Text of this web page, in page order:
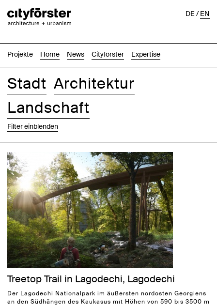
Projekte Home News Cityförster Expertise
DE/EN
Stadt Architektur
Landschaft
Filter einblenden
Treetop Trail in Lagodechi, Lagodechi
Der Lagodechi Nationalpark im äußersten nordosten Georgiens
an den Südhängen des Kaukasus mit Höhen von 590 bis 3500 m